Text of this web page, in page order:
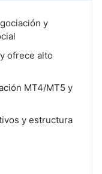
y
ofrece alto
MT4/MT5 y
y estructura